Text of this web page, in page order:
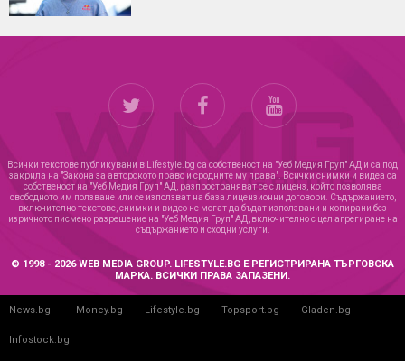
Всички текстове публикувани в Lifestyle.bg са собственост на "Уеб Медия Груп" АД и са под
закрила на "Закона за авторското право и сродните му права". Всички снимки и видеа са
собственост на "Уеб Медия Груп" АД, разпространяват се с лиценз, който позволява
свободното им ползване или се използват на база лицензионни договори. Съдържанието,
включително текстове, снимки и видео не могат да бъдат използвани и копирани без
изричното писмено разрешение на "Уеб Медия Груп" АД, включително с цел агрегиране на
съдържанието и сходни услуги.
© 1998 - 2026 WEB MEDIA GROUP. LIFESTYLE.BG Е РЕГИСТРИРАНА ТЪРГОВСКА
МАРКА. ВСИЧКИ ПРАВА ЗАПАЗЕНИ.
News.bg Money.bg Lifestyle.bg Topsport.bg Gladen.bg
Infostock.bg